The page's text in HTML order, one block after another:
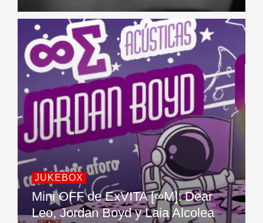
https://www.instagram.com/ohdearleo/?hl=es
https://www.facebook.com/ohdearleo/
https://twitter.com/oh_dearleo
Facebook.com/persemusica
JUKEBOX
Mini OFF de ExVITA [∞M]: Dear
Leo, Jordan Boyd y Laia Alcolea